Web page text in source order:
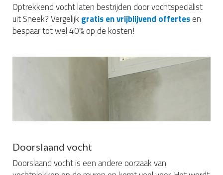
Optrekkend vocht laten bestrijden door vochtspecialist
uit Sneek? Vergelijk gratis en vrijblijvend offertesen
bespaar tot wel 40% op de kosten!
Doorslaand vocht
Doorslaand vocht is een andere oorzaak van